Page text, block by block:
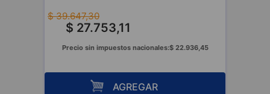
$ 39.647,30
$ 27.753,11
Precio sin impuestos nacionales:$ 22.936,45
AGREGAR